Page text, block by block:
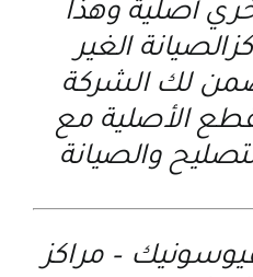
أصلية وهذا
الغير
لك الشركة
الأصلية مع
والصيانة
– مراكز